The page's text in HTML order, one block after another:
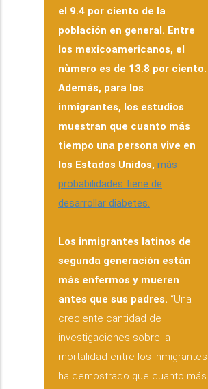
el 9.4 por ciento de la
población en general. Entre
los mexicoamericanos, el
nùmero es de 13.8 por ciento.
Además, para los
inmigrantes, los estudios
muestran que cuanto más
tiempo una persona vive en
los Estados Unidos, más
probabilidades tiene de
desarrollar diabetes.
Los inmigrantes latinos de
segunda generación están
más enfermos y mueren
antes que sus padres. “Una
creciente cantidad de
investigaciones sobre la
mortalidad entre los inmigrantes
ha demostrado que cuanto más